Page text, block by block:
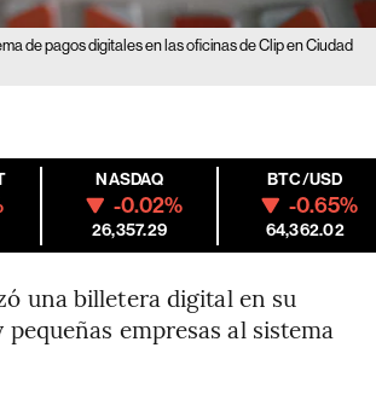
de pagos digitales en las oficinas de Clip en Ciudad
NASDAQ
-0.02%
26,357.29
BTC/USD
-0.65%
64,362.02
una billetera digital en su
empresas al sistema